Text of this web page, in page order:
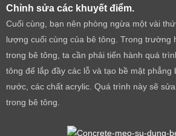
Chỉnh sửa các khuyết điểm.
Cuối cùng, bạn nên phòng ngừa một vài
lượng cuối cùng của bê tông. Trong trường
trong bê tông, ta cần phải tiến hành quá
tông để lắp đầy các lỗ và tạo bề mặt phẳng
nước, các chất acrylic. Quá trình này sẽ
trong bê tông.